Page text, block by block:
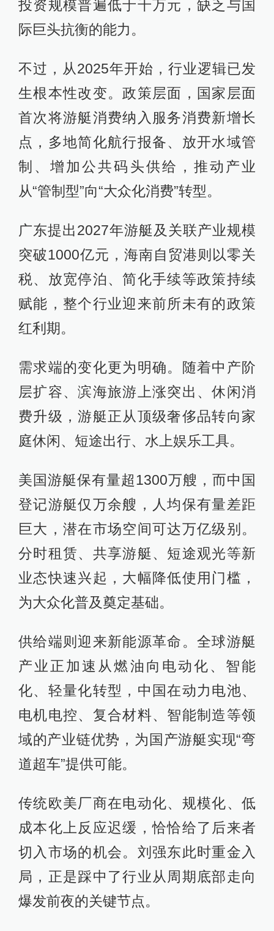
投资规模普遍低于千万元，缺乏与国
际巨头抗衡的能力。
不过，从2025年开始，行业逻辑已发
生根本性改变。政策层面，国家层面
首次将游艇消费纳入服务消费新增长
点，多地简化航行报备、放开水域管
制、增加公共码头供给，推动产业
从“管制型”向“大众化消费”转型。
广东提出2027年游艇及关联产业规模
突破1000亿元，海南自贸港则以零关
税、放宽停泊、简化手续等政策持续
赋能，整个行业迎来前所未有的政策
红利期。
需求端的变化更为明确。随着中产阶
层扩容、滨海旅游上涨突出、休闲消
费升级，游艇正从顶级奢侈品转向家
庭休闲、短途出行、水上娱乐工具。
美国游艇保有量超1300万艘，而中国
登记游艇仅万余艘，人均保有量差距
巨大，潜在市场空间可达万亿级别。
分时租赁、共享游艇、短途观光等新
业态快速兴起，大幅降低使用门槛，
为大众化普及奠定基础。
供给端则迎来新能源革命。全球游艇
产业正加速从燃油向电动化、智能
化、轻量化转型，中国在动力电池、
电机电控、复合材料、智能制造等领
域的产业链优势，为国产游艇实现“弯
道超车”提供可能。
传统欧美厂商在电动化、规模化、低
成本化上反应迟缓，恰恰给了后来者
切入市场的机会。刘强东此时重金入
局，正是踩中了行业从周期底部走向
爆发前夜的关键节点。